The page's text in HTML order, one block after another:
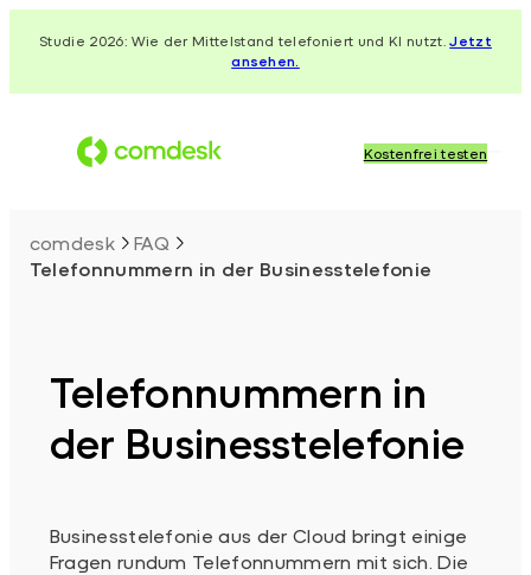
InhaltStudie 2026: Wie der Mittelstand telefoniert und KI nutzt.Jetzt
ansehen.
Kostenfrei testen
comdesk
FAQ
Telefonnummern in der Businesstelefonie
Telefonnummern in
der Businesstelefonie
Businesstelefonie aus der Cloud bringt einige
Fragen rundum Telefonnummern mit sich. Die